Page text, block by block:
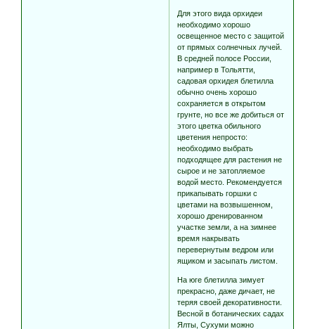
Для этого вида орхидеи
необходимо хорошо
освещенное место с защитой
от прямых солнечных лучей.
В средней полосе России,
например в Тольятти,
садовая орхидея блетилла
обычно очень хорошо
сохраняется в открытом
грунте, но все же добиться от
этого цветка обильного
цветения непросто:
необходимо выбрать
подходящее для растения не
сырое и не затопляемое
водой место. Рекомендуется
прикапывать горшки с
цветами на возвышенном,
хорошо дренированном
участке земли, а на зимнее
время накрывать
перевернутым ведром или
ящиком и засыпать листом.
На юге блетилла зимует
прекрасно, даже дичает, не
теряя своей декоративности.
Весной в ботанических садах
Ялты, Сухуми можно